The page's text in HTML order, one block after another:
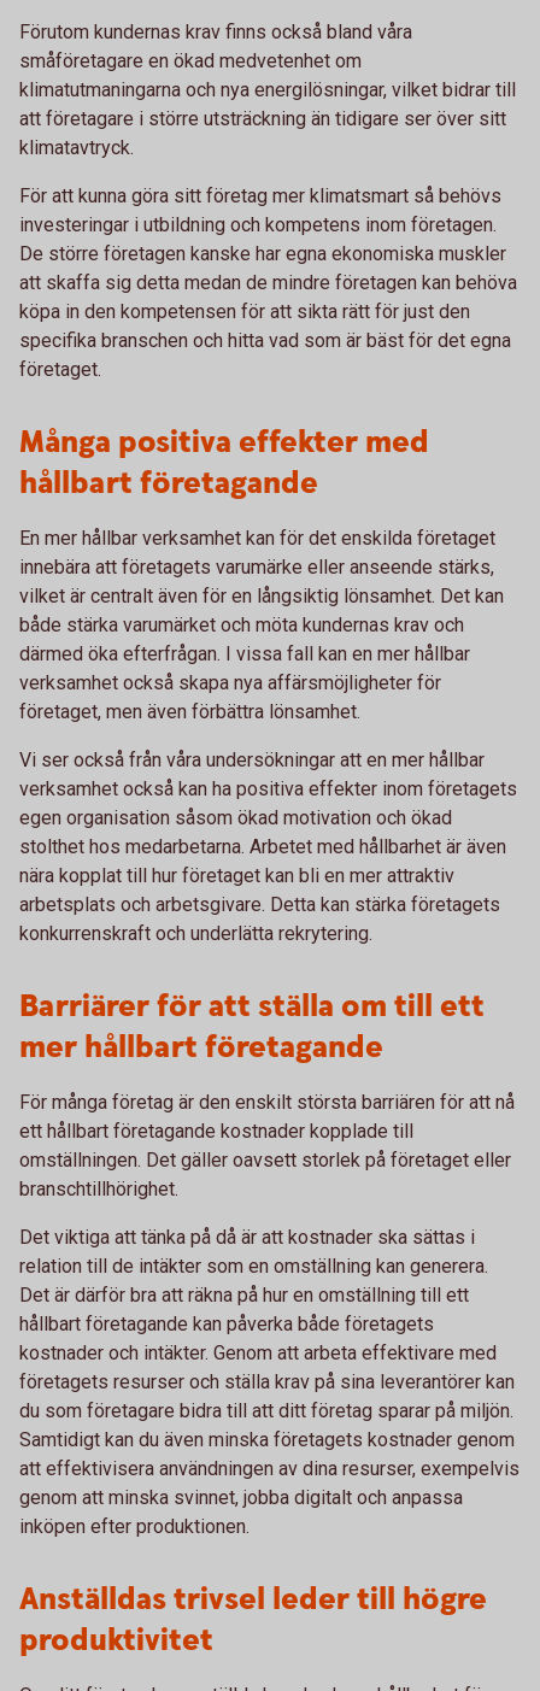
Förutom kundernas krav finns också bland våra
småföretagare en ökad medvetenhet om
klimatutmaningarna och nya energilösningar, vilket bidrar till
att företagare i större utsträckning än tidigare ser över sitt
klimatavtryck.
För att kunna göra sitt företag mer klimatsmart så behövs
investeringar i utbildning och kompetens inom företagen.
De större företagen kanske har egna ekonomiska muskler
att skaffa sig detta medan de mindre företagen kan behöva
köpa in den kompetensen för att sikta rätt för just den
specifika branschen och hitta vad som är bäst för det egna
företaget.
Många positiva effekter med
hållbart företagande
En mer hållbar verksamhet kan för det enskilda företaget
innebära att företagets varumärke eller anseende stärks,
vilket är centralt även för en långsiktig lönsamhet. Det kan
både stärka varumärket och möta kundernas krav och
därmed öka efterfrågan. I vissa fall kan en mer hållbar
verksamhet också skapa nya affärsmöjligheter för
företaget, men även förbättra lönsamhet.
Vi ser också från våra undersökningar att en mer hållbar
verksamhet också kan ha positiva effekter inom företagets
egen organisation såsom ökad motivation och ökad
stolthet hos medarbetarna. Arbetet med hållbarhet är även
nära kopplat till hur företaget kan bli en mer attraktiv
arbetsplats och arbetsgivare. Detta kan stärka företagets
konkurrenskraft och underlätta rekrytering.
Barriärer för att ställa om till ett
mer hållbart företagande
För många företag är den enskilt största barriären för att nå
ett hållbart företagande kostnader kopplade till
omställningen. Det gäller oavsett storlek på företaget eller
branschtillhörighet.
Det viktiga att tänka på då är att kostnader ska sättas i
relation till de intäkter som en omställning kan generera.
Det är därför bra att räkna på hur en omställning till ett
hållbart företagande kan påverka både företagets
kostnader och intäkter. Genom att arbeta effektivare med
företagets resurser och ställa krav på sina leverantörer kan
du som företagare bidra till att ditt företag sparar på miljön.
Samtidigt kan du även minska företagets kostnader genom
att effektivisera användningen av dina resurser, exempelvis
genom att minska svinnet, jobba digitalt och anpassa
inköpen efter produktionen.
Anställdas trivsel leder till högre
produktivitet